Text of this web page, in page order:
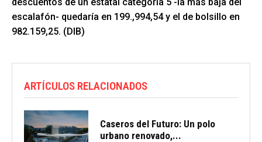
descuentos de un estatal categoría 5 -la más baja del
escalafón- quedaría en 199.,994,54 y el de bolsillo en
982.159,25. (DIB)
ARTÍCULOS RELACIONADOS
Caseros del Futuro: Un polo
urbano renovado,...